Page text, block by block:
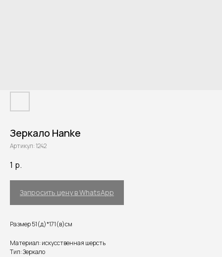
Зеркало Hanke
Артикул:1242
1 р.
Запросить цену в WhatsApp
Размер 51(д)*171(в)см
Материал: искусственная шерсть
Тип: Зеркало